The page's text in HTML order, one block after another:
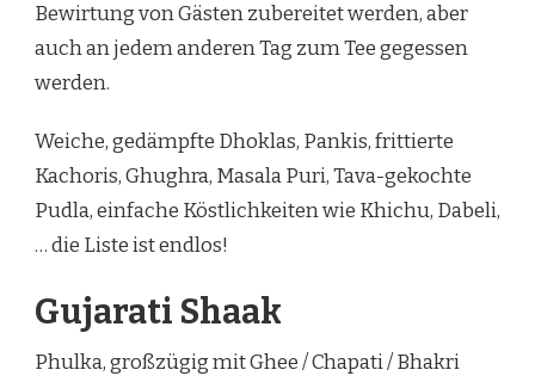
Bewirtung von Gästen zubereitet werden, aber
auch an jedem anderen Tag zum Tee gegessen
werden.
Weiche, gedämpfte Dhoklas, Pankis, frittierte
Kachoris, Ghughra, Masala Puri, Tava-gekochte
Pudla, einfache Köstlichkeiten wie Khichu, Dabeli,
… die Liste ist endlos!
Gujarati Shaak
Phulka, großzügig mit Ghee / Chapati / Bhakri